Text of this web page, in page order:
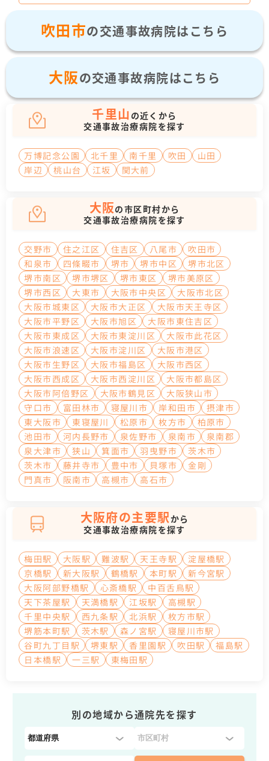
吹田市の交通事故病院はこちら
大阪の交通事故病院はこちら
千里山 の近くから
交通事故治療病院を探す
万博記念公園 北千里 南千里 吹田
山田
岸辺
桃山台 江坂 関大前
大阪の市区町村から
交通事故治療病院を探す
交野市 住之江区 住吉区 八尾市
吹田市
和泉市
四條畷市 堺市 堺市中区
堺市北区
堺市南区
堺市堺区 堺市東区
堺市美原区
堺市西区
大東市 大阪市中央区
大阪市北区
大阪市城東区
大阪市大正区
大阪市天王寺区
大阪市平野区
大阪市旭区
大阪市東住吉区
大阪市東成区
大阪市東淀川区
大阪市此花区
大阪市浪速区
大阪市淀川区
大阪市港区
大阪市生野区
大阪市福島区
大阪市西区
大阪市西成区
大阪市西淀川区
大阪市都島区
大阪市阿倍野区
大阪市鶴見区
大阪狭山市
守口市
富田林市 寝屋川市 岸和田市
摂津市
東大阪市
東寝屋川 松原市 枚方市
柏原市
池田市
河内長野市 泉佐野市 泉南市
泉南郡
泉大津市
狭山 箕面市 羽曳野市
茨木市
茨木市
藤井寺市 豊中市 貝塚市
金剛
門真市
阪南市 高槻市 高石市
大阪府の主要駅から
交通事故治療病院を探す
梅田駅 大阪駅 難波駅 天王寺駅
淀屋橋駅
京橋駅
新大阪駅 鶴橋駅 本町駅
新今宮駅
大阪阿部野橋駅
心斎橋駅
中百舌鳥駅
天下茶屋駅
天満橋駅 江坂駅
高槻駅
千里中央駅
西九条駅 北浜駅
枚方市駅
堺筋本町駅
茨木駅 森ノ宮駅
寝屋川市駅
谷町九丁目駅
堺東駅 香里園駅 吹田駅
福島駅
日本橋駅
一三駅 東梅田駅
別の地域から通院先を探す
都